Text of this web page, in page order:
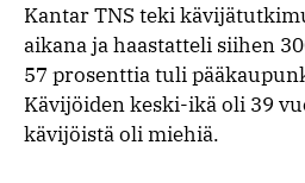
Kantar TNS teki
aikana ja haastatteli siihen
57 prosenttia tuli
Kävijöiden keski-ikä oli 39
kävijöistä oli miehiä.